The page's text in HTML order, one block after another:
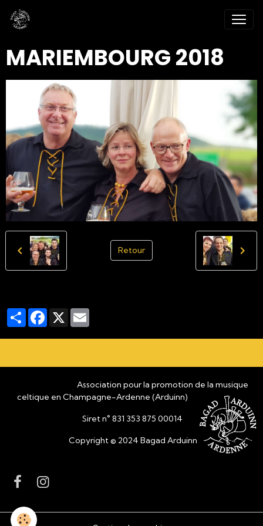
MARIEMBOURG 2018
Retour
PartagerFacebook
X
Association pour la promotion de la musique
celtique en Champagne-Ardenne (Arduinn)
Siret n° 831 353 875 00014
Copyright © 2024 Bagad Arduinn